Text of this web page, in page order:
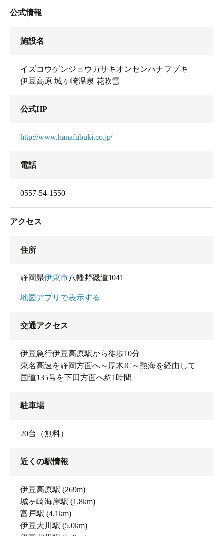
公式情報
施設名
イズコウゲンジョウガサキオンセンハナフブキ
伊豆高原 城ヶ崎温泉 花吹雪
公式HP
http://www.hanafubuki.co.jp/
電話
0557-54-1550
アクセス
住所
静岡県伊東市八幡野磯道1041
地図アプリで表示する
交通アクセス
伊豆急行伊豆高原駅から徒歩10分
東名高速を静岡方面へ～厚木IC～熱海を経由して
国道135号を下田方面へ約1時間
駐車場
20台（無料）
近くの駅情報
伊豆高原駅 (269m)
城ヶ崎海岸駅 (1.8km)
富戸駅 (4.1km)
伊豆大川駅 (5.0km)